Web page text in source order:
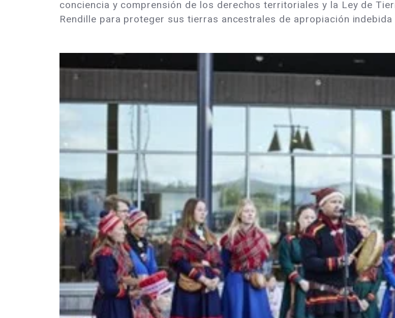
conciencia y comprensión de los derechos territoriales y la Ley de
Rendille para proteger sus tierras ancestrales de apropiación